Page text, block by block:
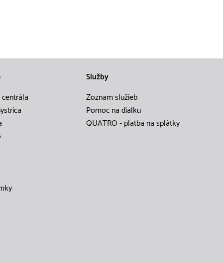
Služby
Zoznam služieb
Pomoc na dialku
QUATRO - platba na splátky